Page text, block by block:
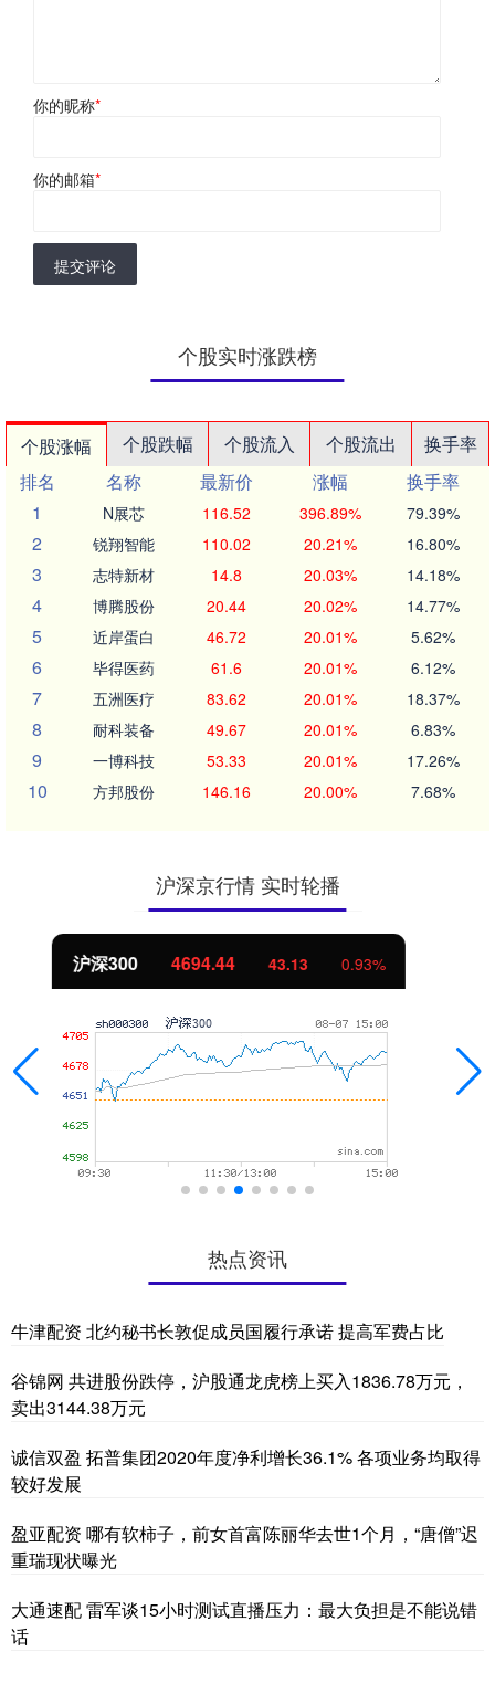
你的昵称*
你的邮箱*
提交评论
个股实时涨跌榜
个股涨幅 个股跌幅 个股流入 个股流出
换手率
排名
名称 最新价 涨幅
换手率
1
N展芯 116.52 396.89% 79.39%
2 锐翔智能 110.02 20.21% 16.80%
3 志特新材 14.8 20.03% 14.18%
4 博腾股份 20.44 20.02% 14.77%
5 近岸蛋白 46.72 20.01% 5.62%
6 毕得医药 61.6 20.01% 6.12%
7 五洲医疗 83.62 20.01% 18.37%
8 耐科装备 49.67 20.01% 6.83%
9 一博科技 53.33 20.01% 17.26%
10 方邦股份 146.16 20.00% 7.68%
沪深京行情 实时轮播
北证50 1134.24 11.37 1.01%
热点资讯
牛津配资 北约秘书长敦促成员国履行承诺 提高军费占比
谷锦网 共进股份跌停，沪股通龙虎榜上买入1836.78万元，
卖出3144.38万元
诚信双盈 拓普集团2020年度净利增长36.1% 各项业务均取得
较好发展
盈亚配资 哪有软柿子，前女首富陈丽华去世1个月，“唐僧”迟
重瑞现状曝光
大通速配 雷军谈15小时测试直播压力：最大负担是不能说错
话